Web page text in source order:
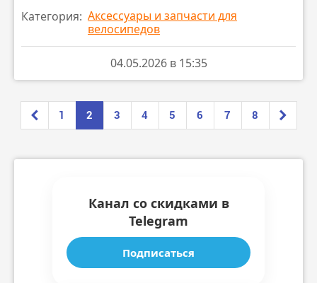
Категория: Аксессуары и запчасти для
велосипедов
04.05.2026 в 15:35
1 2 3 4 5 6 7 8
Канал со скидками в
Telegram
Подписаться